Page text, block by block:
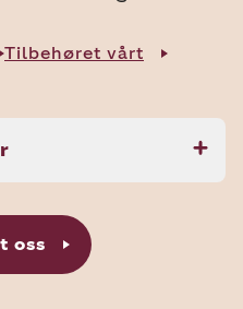
Tilbehøret vårt
oss